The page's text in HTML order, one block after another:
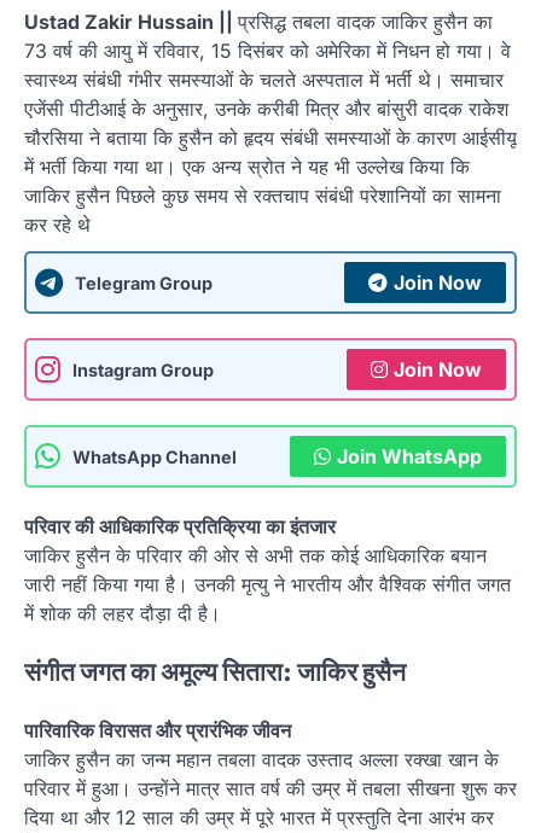
Ustad Zakir Hussain ||प्रसिद्ध तबला वादक जाकिर हुसैन का
73 वर्ष की आयु में रविवार, 15 दिसंबर को अमेरिका में निधन हो गया। वे
स्वास्थ्य संबंधी गंभीर समस्याओं के चलते अस्पताल में भर्ती थे। समाचार
एजेंसी पीटीआई के अनुसार, उनके करीबी मित्र और बांसुरी वादक राकेश
चौरसिया ने बताया कि हुसैन को हृदय संबंधी समस्याओं के कारण आईसीयू
में भर्ती किया गया था। एक अन्य स्रोत ने यह भी उल्लेख किया कि
जाकिर हुसैन पिछले कुछ समय से रक्तचाप संबंधी परेशानियों का सामना
कर रहे थे
Telegram Group Join Now
Instagram Group Join Now
WhatsApp Channel Join WhatsApp
परिवार की आधिकारिक प्रतिक्रिया का इंतजार
जाकिर हुसैन के परिवार की ओर से अभी तक कोई आधिकारिक बयान
जारी नहीं किया गया है। उनकी मृत्यु ने भारतीय और वैश्विक संगीत जगत
में शोक की लहर दौड़ा दी है।
संगीत जगत का अमूल्य सितारा: जाकिर हुसैन
पारिवारिक विरासत और प्रारंभिक जीवन
जाकिर हुसैन का जन्म महान तबला वादक उस्ताद अल्ला रक्खा खान के
परिवार में हुआ। उन्होंने मात्र सात वर्ष की उम्र में तबला सीखना शुरू कर
दिया था और 12 साल की उम्र में पूरे भारत में प्रस्तुति देना आरंभ कर